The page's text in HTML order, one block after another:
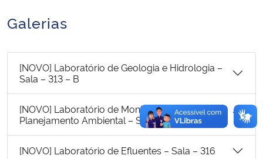
Banco Central do Brasil
Planalto
Galerias
[NOVO] Laboratório de Geologia e Hidrologia –
Sala – 313 – B
[NOVO] Laboratório de Monitoramento e
Planejamento Ambiental – Sala 314
[NOVO] Laboratório de Efluentes – Sala – 316